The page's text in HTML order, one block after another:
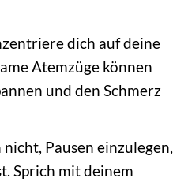
dich auf deine
Atemzüge können
und den Schmerz
nicht, Pausen einzulegen,
Sprich mit deinem